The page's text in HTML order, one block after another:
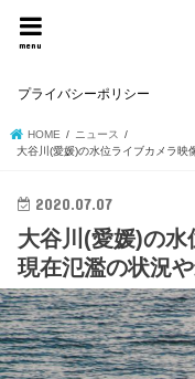
menu
プライバシーポリシー
HOME
ニュース
大谷川(愛媛)の水位ライブカメラ映
2020.07.07
大谷川(愛媛)の水
現在氾濫の状況